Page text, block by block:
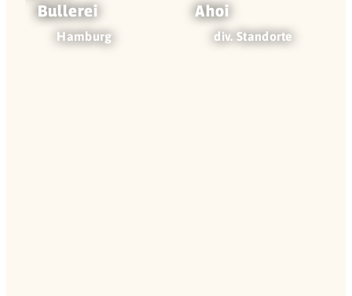
Bullerei
Hamburg
Ahoi
div. Standorte